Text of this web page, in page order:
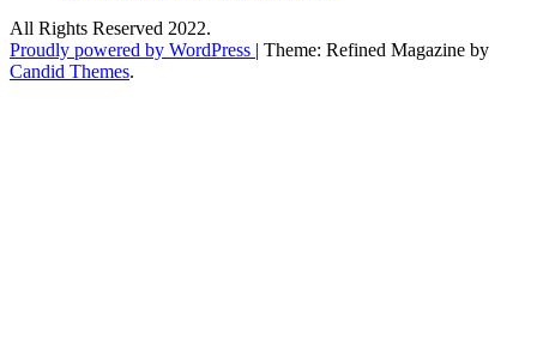
All Rights Reserved 2022.
Proudly powered by WordPress | Theme: Refined Magazine by
Candid Themes.